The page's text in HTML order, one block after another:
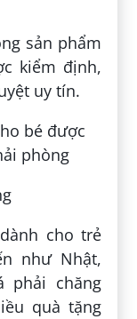
sản phẩm
kiểm định,
uy tín.
cho trẻ
như Nhật,
phải chăng
quà tặng